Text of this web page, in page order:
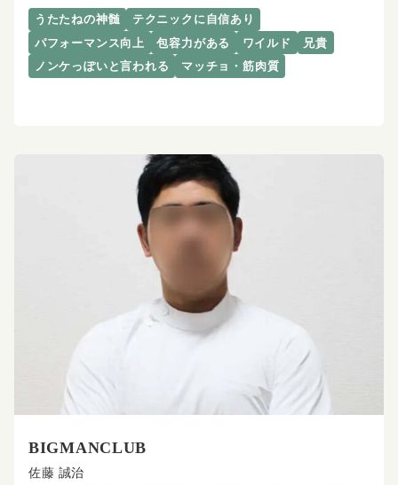
うたたねの神髄
テクニックに自信あり
パフォーマンス向上
包容力がある ワイルド
兄貴
ノンケっぽいと言われる
マッチョ・筋肉質
BIGMANCLUB
佐藤 誠治